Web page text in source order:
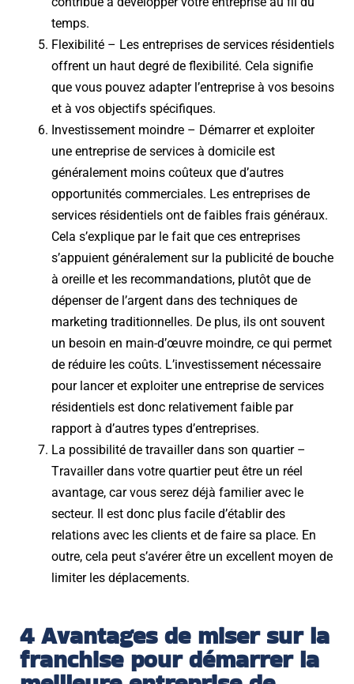
temps.
Flexibilité – Les entreprises de services résidentiels
offrent un haut degré de flexibilité. Cela signifie
que vous pouvez adapter l’entreprise à vos besoins
et à vos objectifs spécifiques.
Investissement moindre – Démarrer et exploiter
une entreprise de services à domicile est
généralement moins coûteux que d’autres
opportunités commerciales. Les entreprises de
services résidentiels ont de faibles frais généraux.
Cela s’explique par le fait que ces entreprises
s’appuient généralement sur la publicité de bouche
à oreille et les recommandations, plutôt que de
dépenser de l’argent dans des techniques de
marketing traditionnelles. De plus, ils ont souvent
un besoin en main-d’œuvre moindre, ce qui permet
de réduire les coûts. L’investissement nécessaire
pour lancer et exploiter une entreprise de services
résidentiels est donc relativement faible par
rapport à d’autres types d’entreprises.
La possibilité de travailler dans son quartier –
Travailler dans votre quartier peut être un réel
avantage, car vous serez déjà familier avec le
secteur. Il est donc plus facile d’établir des
relations avec les clients et de faire sa place. En
outre, cela peut s’avérer être un excellent moyen de
limiter les déplacements.
4 Avantages de miser sur la
franchise pour démarrer la